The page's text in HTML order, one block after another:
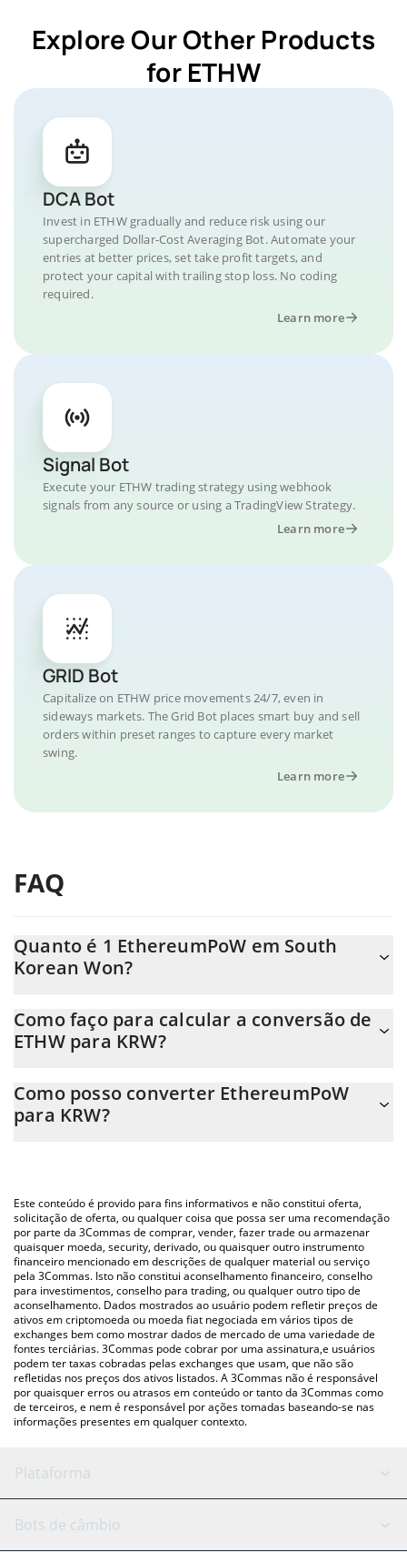
Explore Our Other Products
for ETHW
DCA Bot
Invest in ETHW gradually and reduce risk using our
supercharged Dollar-Cost Averaging Bot. Automate your
entries at better prices, set take profit targets, and
protect your capital with trailing stop loss. No coding
required.
Learn more
Signal Bot
Execute your ETHW trading strategy using webhook
signals from any source or using a TradingView Strategy.
Learn more
GRID Bot
Capitalize on ETHW price movements 24/7, even in
sideways markets. The Grid Bot places smart buy and sell
orders within preset ranges to capture every market
swing.
Learn more
FAQ
Quanto é 1 EthereumPoW em South
Korean Won?
mudança.
Como faço para calcular a conversão de
ETHW para KRW?
facilmente o preço de conversão do ETHW para KRW
simplesmente inserindo a quantidade de EthereumPoW no
Você também pode usar nossa tabela de preços de
EthereumPoW acima para verificar o último preço de
EthereumPoW nas principais moedas fiat e criptográficas.
Como posso converter EthereumPoW
para KRW?
Este conteúdo é provido para fins informativos e não constitui oferta,
solicitação de oferta, ou qualquer coisa que possa ser uma recomendação
por parte da 3Commas de comprar, vender, fazer trade ou armazenar
quaisquer moeda, security, derivado, ou quaisquer outro instrumento
financeiro mencionado em descrições de qualquer material ou serviço
pela 3Commas. Isto não constitui aconselhamento financeiro, conselho
para investimentos, conselho para trading, ou qualquer outro tipo de
aconselhamento. Dados mostrados ao usuário podem refletir preços de
ativos em criptomoeda ou moeda fiat negociada em vários tipos de
exchanges bem como mostrar dados de mercado de uma variedade de
fontes terciárias. 3Commas pode cobrar por uma assinatura,e usuários
podem ter taxas cobradas pelas exchanges que usam, que não são
refletidas nos preços dos ativos listados. A 3Commas não é responsável
por quaisquer erros ou atrasos em conteúdo or tanto da 3Commas como
de terceiros, e nem é responsável por ações tomadas baseando-se nas
informações presentes em qualquer contexto.
Plataforma
Bot GRID
Bots de câmbio